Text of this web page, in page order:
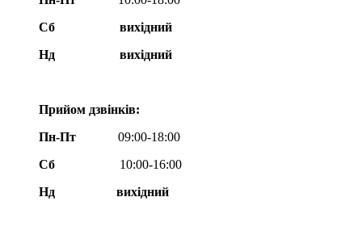
Сб
вихідний
Нд
вихідний
Прийом дзвінків:
Пн-Пт
09:00-18:00
Сб
10:00-16:00
Нд вихідний